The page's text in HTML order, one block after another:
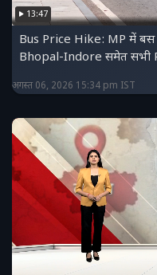
13:47
Bus Price Hike: MP में
Bhopal-Indore समेत सभी
अगस्त 06, 2026 15:34 pm IST